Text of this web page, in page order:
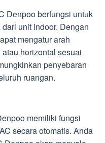
Denpoo berfungsi untuk
unit indoor. Dengan
mengatur arah
horizontal sesuai
penyebaran
ruangan.
memiliki fungsi
secara otomatis. Anda